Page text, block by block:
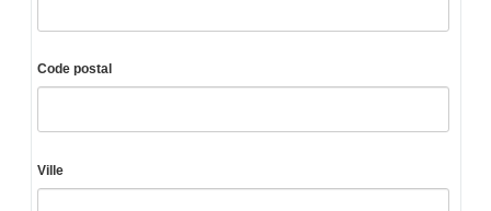
Code postal
Ville